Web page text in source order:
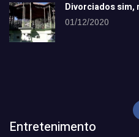
Divorciados sim,
01/12/2020
Entretenimento